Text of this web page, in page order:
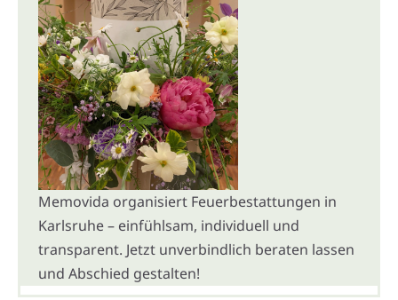
Memovida organisiert Feuerbestattungen in
Karlsruhe – einfühlsam, individuell und
transparent. Jetzt unverbindlich beraten lassen
und Abschied gestalten!